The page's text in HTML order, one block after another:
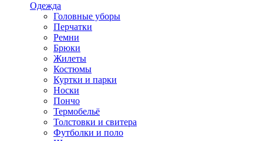
Одежда
Головные уборы
Перчатки
Ремни
Брюки
Жилеты
Костюмы
Куртки и парки
Носки
Пончо
Термобельё
Толстовки и свитера
Футболки и поло